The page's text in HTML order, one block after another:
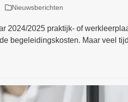
Nieuwsberichten
2024/2025 praktijk- of
begeleidingskosten. Maar veel